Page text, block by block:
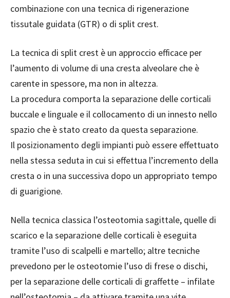
combinazione con una tecnica di rigenerazione
tissutale guidata (GTR) o di split crest.
La tecnica di split crest è un approccio efficace per
l’aumento di volume di una cresta alveolare che è
carente in spessore, ma non in altezza.
La procedura comporta la separazione delle corticali
buccale e linguale e il collocamento di un innesto nello
spazio che è stato creato da questa separazione.
Il posizionamento degli impianti può essere effettuato
nella stessa seduta in cui si effettua l’incremento della
cresta o in una successiva dopo un appropriato tempo
di guarigione.
Nella tecnica classica l’osteotomia sagittale, quelle di
scarico e la separazione delle corticali è eseguita
tramite l’uso di scalpelli e martello; altre tecniche
prevedono per le osteotomie l’uso di frese o dischi,
per la separazione delle corticali di graffette – infilate